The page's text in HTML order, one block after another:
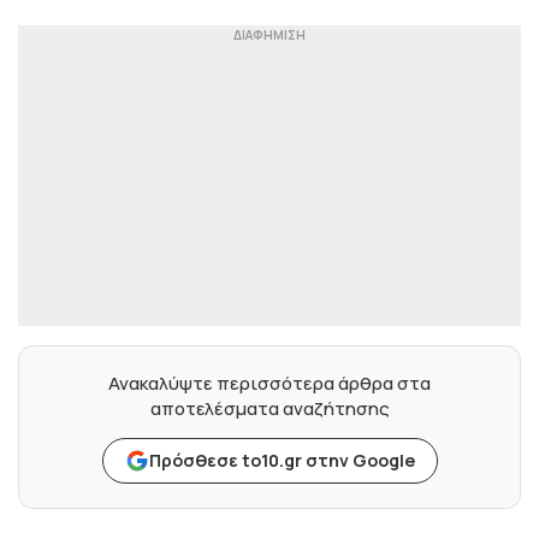
Ανακαλύψτε περισσότερα άρθρα στα
αποτελέσματα αναζήτησης
Πρόσθεσε to10.gr στην Google